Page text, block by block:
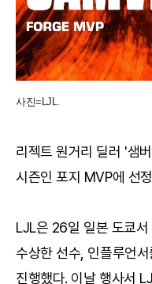
사진=LJL.
리젝트 원거리 딜러 '샘
시즌인 포지 MVP에 선
LJL은 26일 일본 도쿄
수상한 선수, 인플루언
진행했다. 이날 행사서